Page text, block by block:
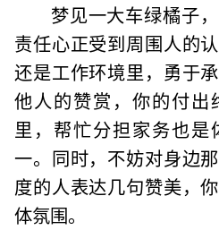
梦见一大车绿橘子
责任心正受到周围人的
还是工作环境里，勇于
他人的赞赏，你的付出
里，帮忙分担家务也
一。同时，不妨对身边
度的人表达几句赞美，
体氛围。